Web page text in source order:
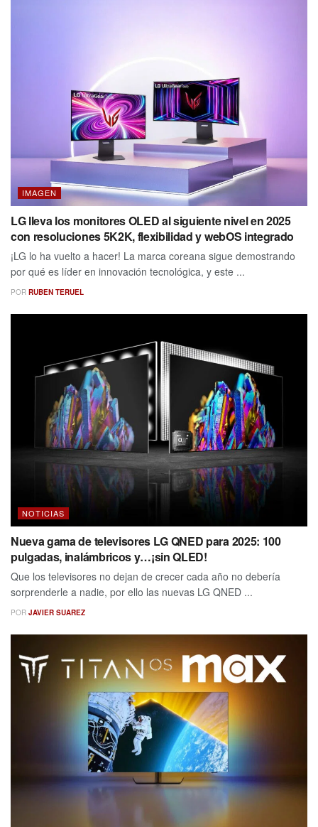
IMAGEN
LG lleva los monitores OLED al siguiente nivel en 2025
con resoluciones 5K2K, flexibilidad y webOS integrado
¡LG lo ha vuelto a hacer! La marca coreana sigue demostrando
por qué es líder en innovación tecnológica, y este ...
POR RUBEN TERUEL
NOTICIAS
Nueva gama de televisores LG QNED para 2025: 100
pulgadas, inalámbricos y…¡sin QLED!
Que los televisores no dejan de crecer cada año no debería
sorprenderle a nadie, por ello las nuevas LG QNED ...
POR JAVIER SUAREZ